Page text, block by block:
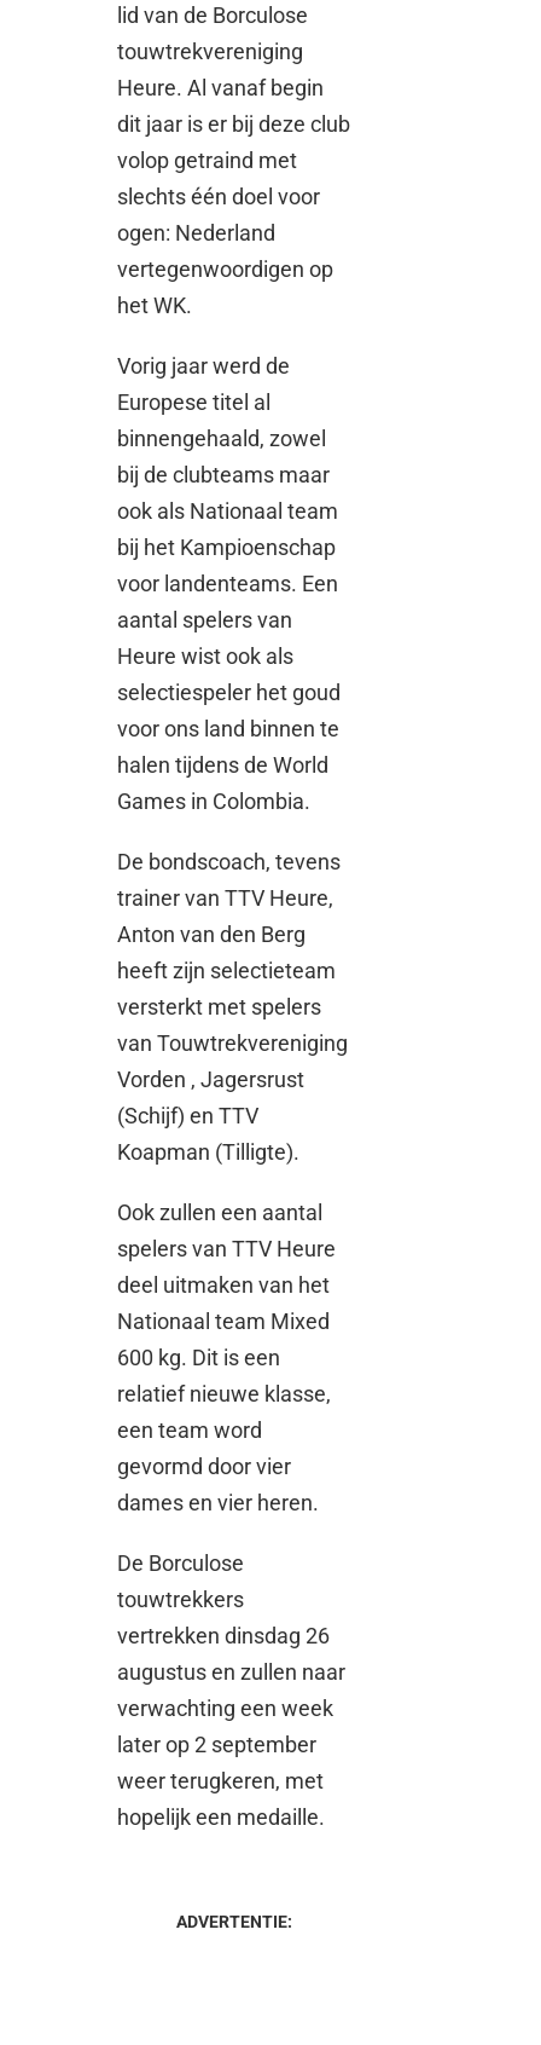
lid van de Borculose
touwtrekvereniging
Heure. Al vanaf begin
dit jaar is er bij deze club
volop getraind met
slechts één doel voor
ogen: Nederland
vertegenwoordigen op
het WK.
Vorig jaar werd de
Europese titel al
binnengehaald, zowel
bij de clubteams maar
ook als Nationaal team
bij het Kampioenschap
voor landenteams. Een
aantal spelers van
Heure wist ook als
selectiespeler het goud
voor ons land binnen te
halen tijdens de World
Games in Colombia.
De bondscoach, tevens
trainer van TTV Heure,
Anton van den Berg
heeft zijn selectieteam
versterkt met spelers
van Touwtrekvereniging
Vorden , Jagersrust
(Schijf) en TTV
Koapman (Tilligte).
Ook zullen een aantal
spelers van TTV Heure
deel uitmaken van het
Nationaal team Mixed
600 kg. Dit is een
relatief nieuwe klasse,
een team word
gevormd door vier
dames en vier heren.
De Borculose
touwtrekkers
vertrekken dinsdag 26
augustus en zullen naar
verwachting een week
later op 2 september
weer terugkeren, met
hopelijk een medaille.
ADVERTENTIE: